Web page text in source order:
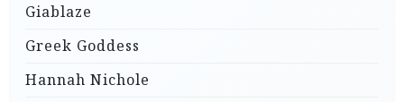
Giablaze
Greek Goddess
Hannah Nichole